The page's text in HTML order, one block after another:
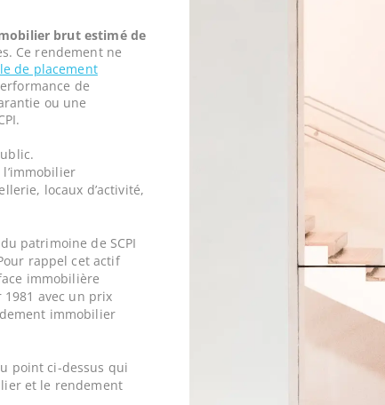
brut estimé de
Ce rendement ne
de placement
de
ou une
locaux d’activité,
patrimoine de SCPI
rappel cet actif
immobilière
avec un prix
immobilier
point ci-dessus qui
et le rendement